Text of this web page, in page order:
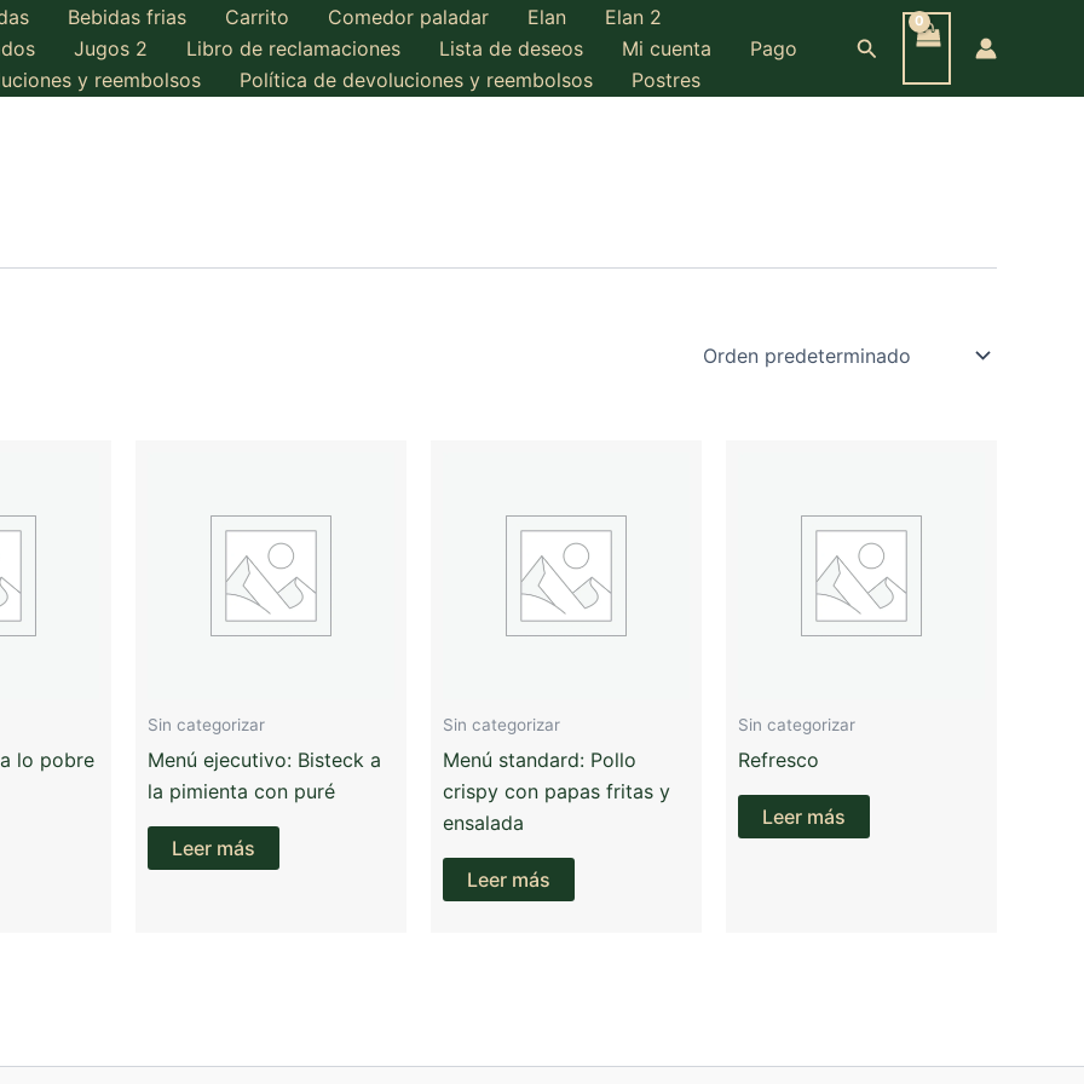
Bebidas frias Carrito Comedor paladar Elan
Elan 2
Jugos 2 Libro de reclamaciones Lista de deseos Mi cuenta
Pago
y reembolsos Política de devoluciones y reembolsos Postres
Buscar
lo pobre
Sin categorizar
Menú ejecutivo: Bisteck a
la pimienta con puré
Leer más
Sin categorizar
Menú standard: Pollo
crispy con papas fritas y
ensalada
Leer más
Sin categorizar
Refresco
Leer más